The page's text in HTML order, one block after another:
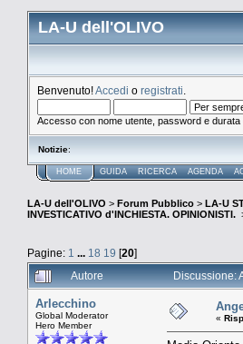
LA-U dell'OLIVO
Benvenuto!Accedi o registrati
Accesso con nome utente, password e durata
Notizie:
HOME GUIDA RICERCA AGENDA
LA-U dell'OLIVO > Forum Pubblico > LA-U
INVESTICATIVO d'INCHIESTA. OPINIONISTI.
Pagine: 1 ... 18 19 [20]
Autore
Discussione:
Arlecchino
Global Moderator
Hero Member
«